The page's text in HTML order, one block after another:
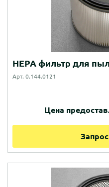
HEPA фильтр для
Арт. 0.144.0121
Цена